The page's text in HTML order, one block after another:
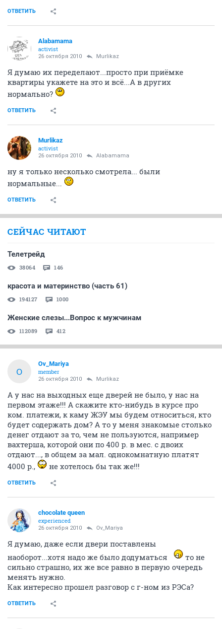
ОТВЕТИТЬ
Alabamama
activist
26 октября 2010 Murlikaz
Я думаю их переделают...просто при приёмке
квартиры укажете на это и всё...А в других
нормально?
ОТВЕТИТЬ
Murlikaz
activist
26 октября 2010 Alabamama
ну я только несколько смотрела... были
нормальные...
ОТВЕТИТЬ
СЕЙЧАС ЧИТАЮТ
Телетрейд
38064 146
красота и материнство (часть 61)
194127 1000
Женские слезы...Вопрос к мужчинам
112089 412
O
Ov_Mariya
member
26 октября 2010 Murlikaz
А у нас на выходных еще дверей не было, у нас на
первом этаже!!! А скажите кто-нибудь в курсе про
ком. платежи, к каму ЖЭУ мы будем относиться, кто
будет содержать дом? А то у меня знакомые столько
денег отдают за то, чем не пользуются, например
вахтерша, которой они по 400 р. в мес. с двоих
отдают..., в общем за мал. однокомнатную платят
4000 р.,
не хотелось бы так же!!!
ОТВЕТИТЬ
chocolate queen
experienced
26 октября 2010 Ov_Mariya
Я думаю, даже если двери поставлены
наоборот...хотя надо же было додуматься
то не
сильно страшно, их же все равно в первую очередь
менять нужно.
Как интересно прошел разговор с г-ном из РЭСа?
ОТВЕТИТЬ